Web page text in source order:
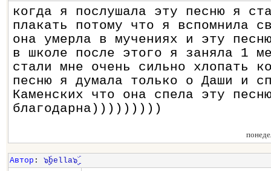
когда я послушала эту песню я
плакать потому что я вспомнила
она умерла в мучениях и эту
в школе после этого я заняла 1
стали мне очень сильно хлопать
песню я думала только о Даши и
Каменских что она спела эту
благодарна)))))))))
Автор : ๖ۣۣۜbella๖ۣۣۜ